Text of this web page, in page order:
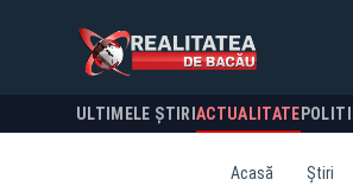
ULTIMELE ȘTIRI ACTUALITATE
Acasă Știri